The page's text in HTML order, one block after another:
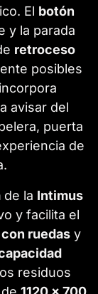
El botón
y la parada
retroceso
posibles
avisar del
puerta
de
de la Intimus
y facilita el
ruedasy
residuos